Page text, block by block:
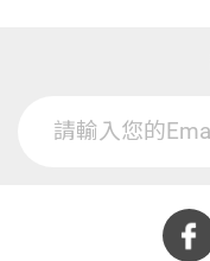
如何珍愛自己體內
格。我深信，若你
—— 第十
不過，我內心有個
標：我期盼，身為
整體萬物中的一份
待彼此的時候，都
與我四大人格交流